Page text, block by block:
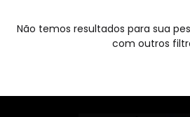
Não temos resultados para sua
com outros